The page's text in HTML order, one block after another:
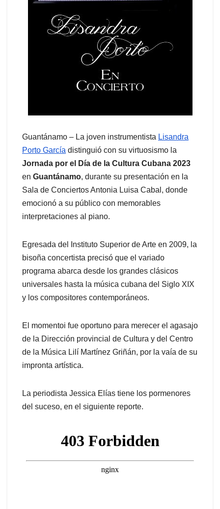
Guantánamo – La joven instrumentista Lisandra
Porto García distinguió con su virtuosismo la
Jornada por el Día de la Cultura Cubana 2023
en Guantánamo, durante su presentación en la
Sala de Conciertos Antonia Luisa Cabal, donde
emocionó a su público con memorables
interpretaciones al piano.
Egresada del Instituto Superior de Arte en 2009, la
bisoña concertista precisó que el variado
programa abarca desde los grandes clásicos
universales hasta la música cubana del Siglo XIX
y los compositores contemporáneos.
El momentoi fue oportuno para merecer el agasajo
de la Dirección provincial de Cultura y del Centro
de la Música Lilí Martínez Griñán, por la vaía de su
impronta artística.
La periodista Jessica Elías tiene los pormenores
del suceso, en el siguiente reporte.